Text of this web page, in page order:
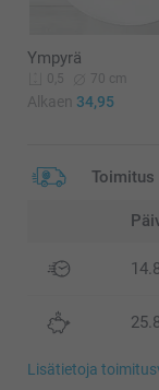
Ympyrä
0,5 70 cm
Alkaen 34,95
Toimitus
Lisätietoja